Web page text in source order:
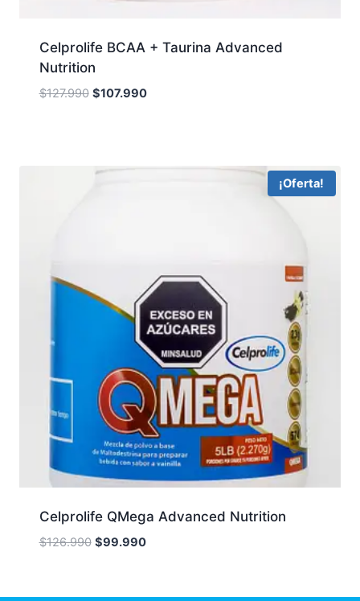
Celprolife BCAA + Taurina Advanced
Nutrition
$127.990 Original
$107.990Current
¡Oferta!
Celprolife QMega Advanced Nutrition
$126.990 Original
$126.990.
$99.990Current
$99.990.